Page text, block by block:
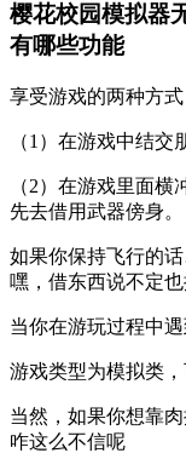
樱花校园模拟器
有哪些功能
享受游戏的两种方式
（1）在游戏中结交
（2）在游戏里面
先去借用武器傍身。
如果你保持飞行的
嘿，借东西说不定也
当你在游玩过程中
游戏类型为模拟类
当然，如果你想靠
咋这么不信呢